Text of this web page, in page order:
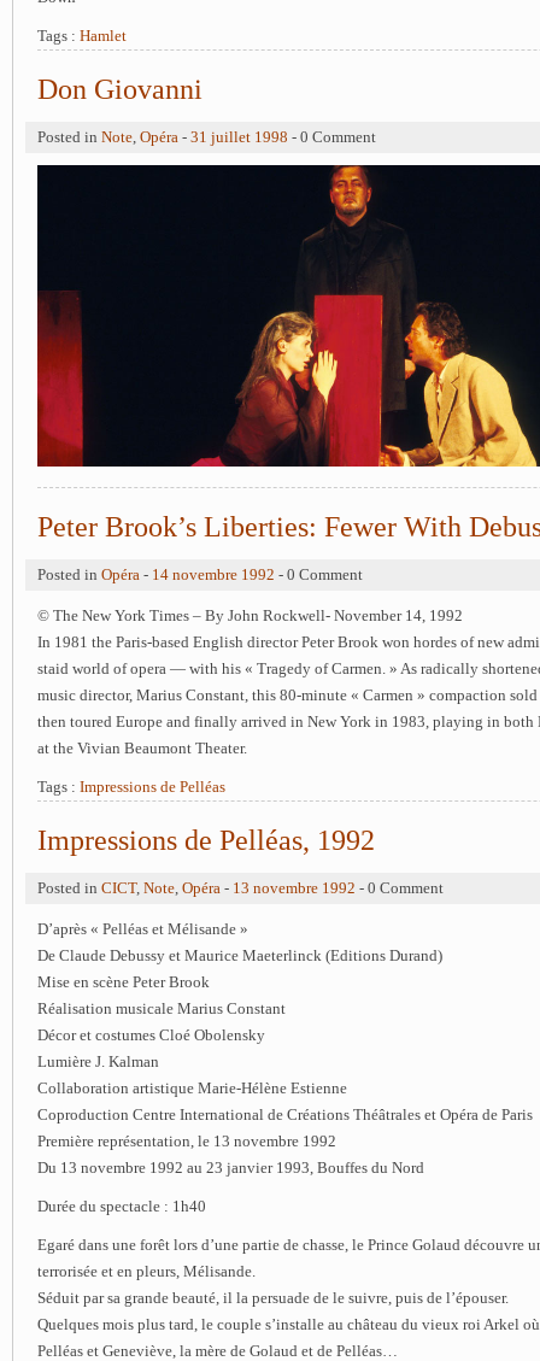
Tags : Hamlet
Don Giovanni
Posted in Note Opéra - 31 juillet 1998 - 0 Comment
Peter Brook’s Liberties: Fewer With
Posted in Opéra - 14 novembre 1992 - 0 Comment
© The New York Times – By John Rockwell- November 14, 1992
In 1981 the Paris-based English director Peter Brook won hordes of new
staid world of opera — with his « Tragedy of Carmen. » As radically
music director, Marius Constant, this 80-minute « Carmen » compaction
then toured Europe and finally arrived in New York in 1983, playing in both
at the Vivian Beaumont Theater.
Tags : Impressions de Pelléas
Impressions de Pelléas, 1992
Posted in CICT, Note, Opéra - 13 novembre 1992 - 0 Comment
D’après « Pelléas et Mélisande »
De Claude Debussy et Maurice Maeterlinck (Editions Durand)
Mise en scène Peter Brook
Réalisation musicale Marius Constant
Décor et costumes Cloé Obolensky
Lumière J. Kalman
Collaboration artistique Marie-Hélène Estienne
Coproduction Centre International de Créations Théâtrales et Opéra de Paris
Première représentation, le 13 novembre 1992
Du 13 novembre 1992 au 23 janvier 1993, Bouffes du Nord
Durée du spectacle : 1h40
Egaré dans une forêt lors d’une partie de chasse, le Prince Golaud découvre
terrorisée et en pleurs, Mélisande.
Séduit par sa grande beauté, il la persuade de le suivre, puis de l’épouser.
Quelques mois plus tard, le couple s’installe au château du vieux roi Arkel
Pelléas et Geneviève, la mère de Golaud et de Pelléas…